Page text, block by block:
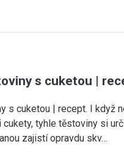
s cuketou |
s cuketou | recept. I když
cukety, tyhle těstoviny si
zajistí opravdu skv…